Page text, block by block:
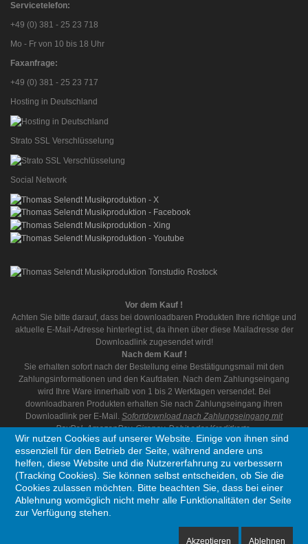
Servicetelefon:
+49 (0) 381 - 25 23 718
Mo - Fr von 10 bis 18 Uhr
Faxanfrage:
+49 (0) 381 - 25 23 717
Hosting in Deutschland
Strato SSL Verschlüsselung
Social Network
Vor dem Kauf !
Achten Sie bitte darauf, dass bei downloadbaren Produkten Ihre richtige und
aktuelle E-Mail-Adresse hinterlegt ist, da ihnen über diese Mailadresse der
Downloadlink zugesendet wird!
Nach dem Kauf !
Sie erhalten sofort nach der Bestellung eine Bestätigungsmail mit den
Zahlungsinformationen und den Kaufdaten. Nach dem Zahlungseingang
wird Ihre Ware innerhalb von 1 bis 2 Werktagen versendet. Bei
downloadbaren Produkten erhalten Sie nach Zahlungseingang ihren
Downloadlink per E-Mail. Sofortdownload nach Zahlungseingang mit
PayPal, AmazonPay, Giropay, Debit oder Kreditkarte.
Copyright © 1995 - 2026 Thomas Selendt Musikproduktion. Alle Rechte vorbehalten
Wir nutzen Cookies auf unserer Website. Einige von ihnen sind
essenziell für den Betrieb der Seite, während andere uns
helfen, diese Website und die Nutzererfahrung zu verbessern
(Tracking Cookies). Sie können selbst entscheiden, ob Sie die
Cookies zulassen möchten. Bitte beachten Sie, dass bei einer
Ablehnung womöglich nicht mehr alle Funktionalitäten der Seite
zur Verfügung stehen.
Akzeptieren Ablehnen